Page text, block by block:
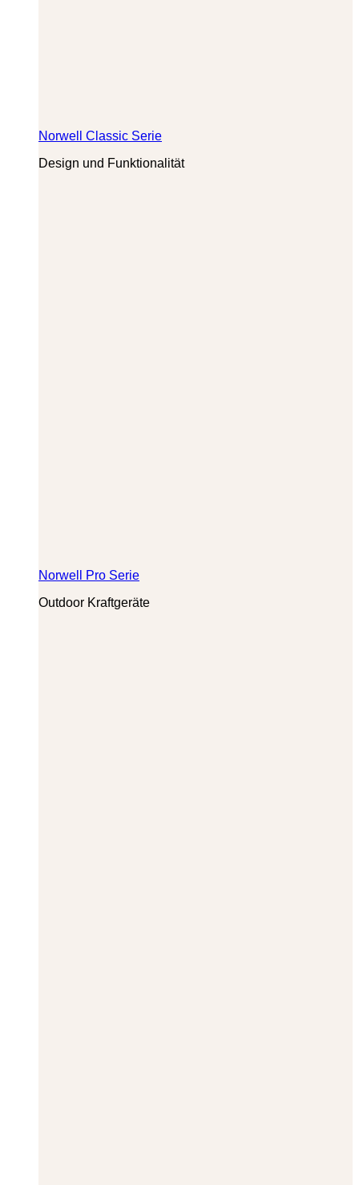
Norwell Classic Serie
Design und Funktionalität
Norwell Pro Serie
Outdoor Kraftgeräte